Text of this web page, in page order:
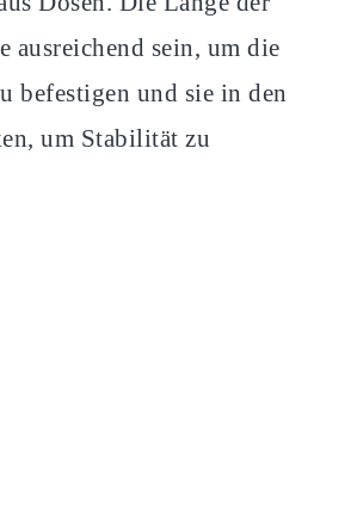
ausreichend sein, um die
befestigen und sie in den
um Stabilität zu